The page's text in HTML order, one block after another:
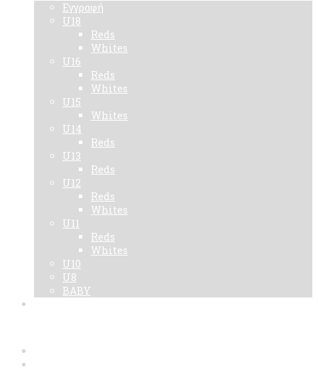
Εγγραφή
U18
Reds
Whites
U16
Reds
Whites
U15
Whites
U14
Reds
U13
Reds
U12
Reds
Whites
U11
Reds
Whites
U10
U8
BABY